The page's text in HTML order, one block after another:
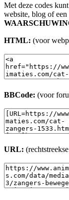
Met deze codes
website, blog of
HTML: (voor
BBCode: (voor
URL: